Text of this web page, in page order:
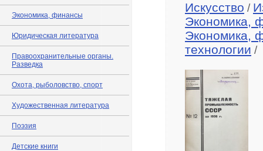
Экономика, финансы
Юридическая литература
Правоохранительные органы.
Разведка
Охота, рыболовство, спорт
Художественная литература
Поэзия
Детские книги
Искусство /
Экономика,
Экономика,
технологии /